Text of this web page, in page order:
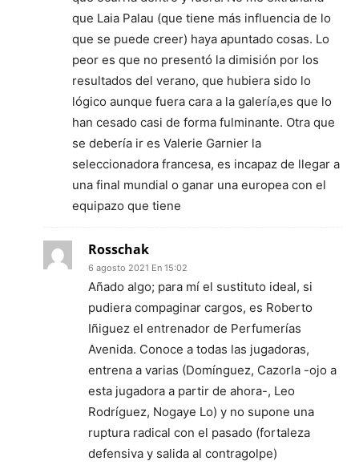
que Laia Palau (que tiene más influencia de lo
que se puede creer) haya apuntado cosas. Lo
peor es que no presentó la dimisión por los
resultados del verano, que hubiera sido lo
lógico aunque fuera cara a la galería,es que lo
han cesado casi de forma fulminante. Otra que
se debería ir es Valerie Garnier la
seleccionadora francesa, es incapaz de llegar a
una final mundial o ganar una europea con el
equipazo que tiene
Rosschak
6 agosto 2021 En 15:02
Añado algo; para mí el sustituto ideal, si
pudiera compaginar cargos, es Roberto
Iñiguez el entrenador de Perfumerías
Avenida. Conoce a todas las jugadoras,
entrena a varias (Domínguez, Cazorla -ojo a
esta jugadora a partir de ahora-, Leo
Rodríguez, Nogaye Lo) y no supone una
ruptura radical con el pasado (fortaleza
defensiva y salida al contragolpe)